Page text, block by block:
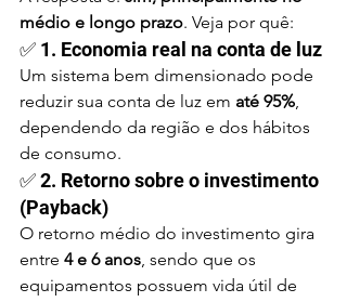
médio e longo prazo. Veja por quê:
✅ 1. Economia real na conta de luz
Um sistema bem dimensionado pode
reduzir sua conta de luz em até 95%,
dependendo da região e dos hábitos
de consumo.
✅ 2. Retorno sobre o investimento
(Payback)
O retorno médio do investimento gira
entre 4 e 6 anos, sendo que os
equipamentos possuem vida útil de